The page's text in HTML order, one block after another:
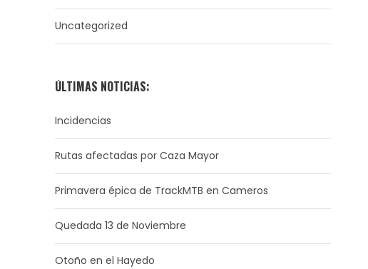
Uncategorized
ÚLTIMAS NOTICIAS:
Incidencias
Rutas afectadas por Caza Mayor
Primavera épica de TrackMTB en Cameros
Quedada 13 de Noviembre
Otoño en el Hayedo